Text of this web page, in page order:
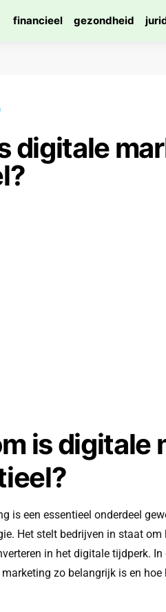
financieel gezondheid
digitale
is digitale
is een essentieel onderdeel
Het stelt bedrijven in staat
in het digitale tijdperk.
zo belangrijk is en hoe